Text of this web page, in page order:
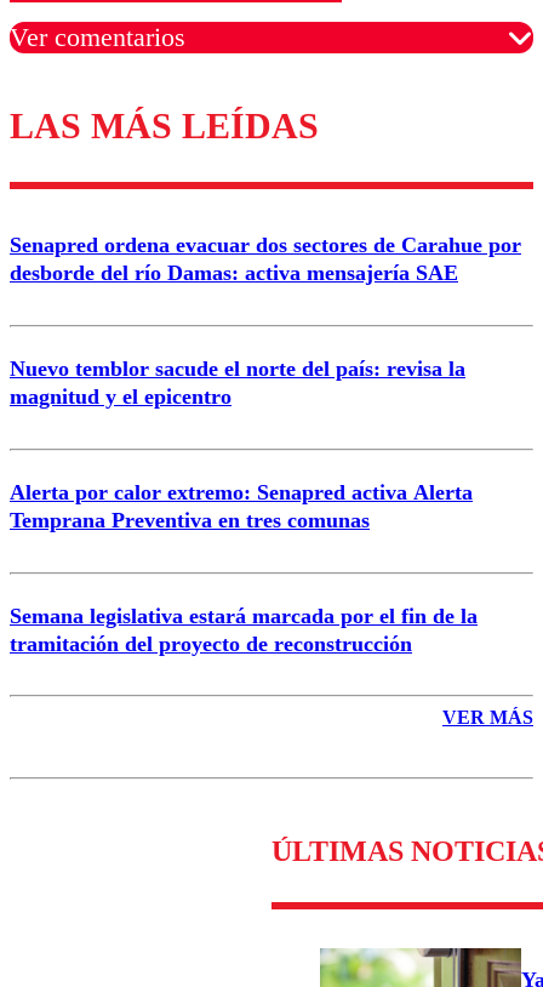
Ver comentarios
Los comentarios son moderados para garantizar un
diálogo respetuoso.
Correo
LAS MÁS LEÍDAS
Senapred ordena evacuar dos sectores de Carahue por
desborde del río Damas: activa mensajería SAE
Nuevo temblor sacude el norte del país: revisa la
magnitud y el epicentro
Alerta por calor extremo: Senapred activa Alerta
Temprana Preventiva en tres comunas
Semana legislativa estará marcada por el fin de la
tramitación del proyecto de reconstrucción
VER MÁS
ÚLTIMAS